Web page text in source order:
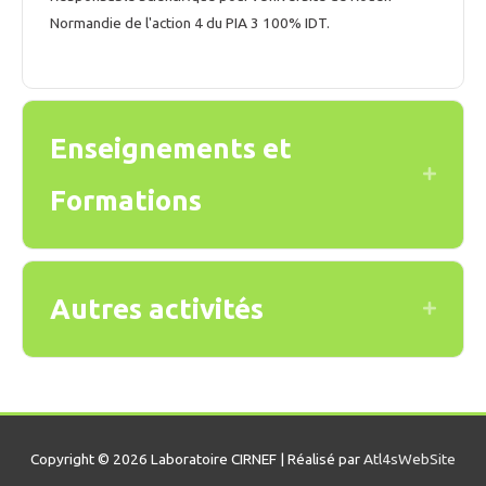
Normandie de l'action 4 du PIA 3 100% IDT.
Enseignements et
Formations
Expand
Autres activités Expand
Copyright © 2026 Laboratoire CIRNEF | Réalisé parAtl4sWebSite